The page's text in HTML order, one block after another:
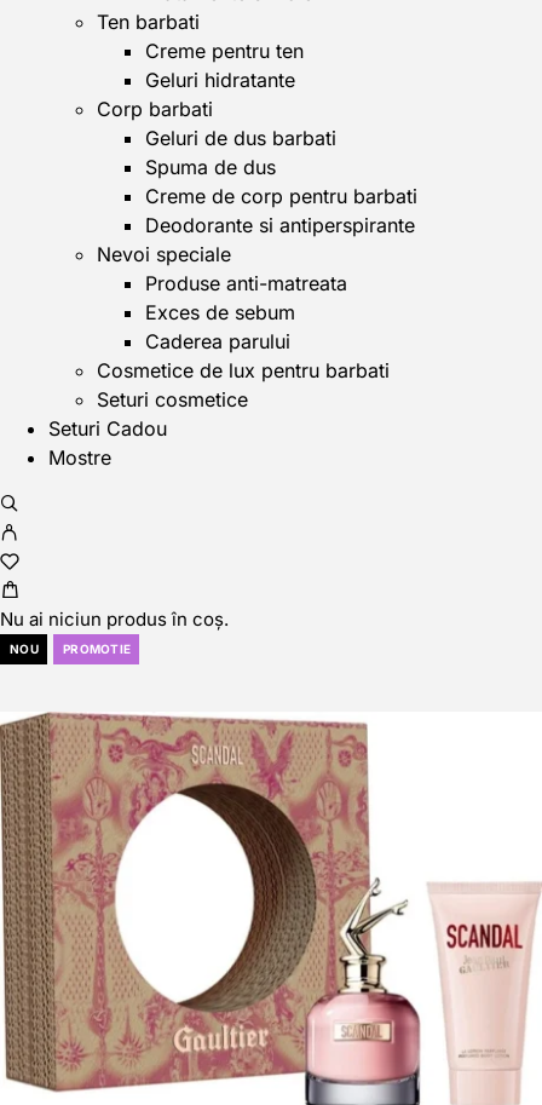
Ten barbati
Creme pentru ten
Geluri hidratante
Corp barbati
Geluri de dus barbati
Spuma de dus
Creme de corp pentru barbati
Deodorante si antiperspirante
Nevoi speciale
Produse anti-matreata
Exces de sebum
Caderea parului
Cosmetice de lux pentru barbati
Seturi cosmetice
Seturi Cadou
Mostre
Nu ai niciun produs în coș.
NOU PROMOTIE